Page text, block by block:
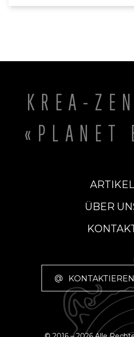
KREA-
«PLANET
ARTIKEL
ÜBER
@